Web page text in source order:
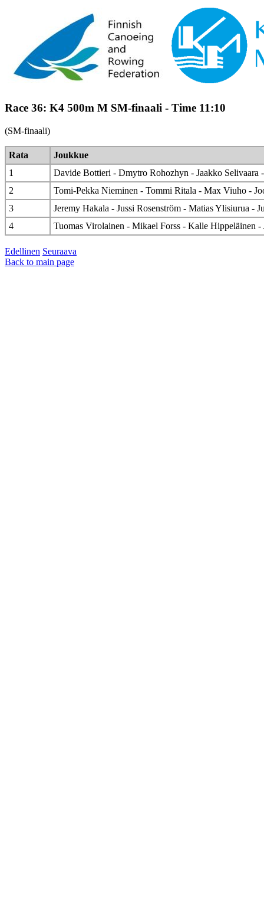
Race 36: K4 500m M SM-finaali - Time 11:10
(SM-finaali)
Rata
Joukkue
1
Davide Bottieri - Dmytro Rohozhyn - Jaakko Selivaara
2
Tomi-Pekka Nieminen - Tommi Ritala - Max Viuho -
3
Jeremy Hakala - Jussi Rosenström - Matias Ylisiurua -
4
Tuomas Virolainen - Mikael Forss - Kalle Hippeläinen -
Edellinen Seuraava
Back to main page